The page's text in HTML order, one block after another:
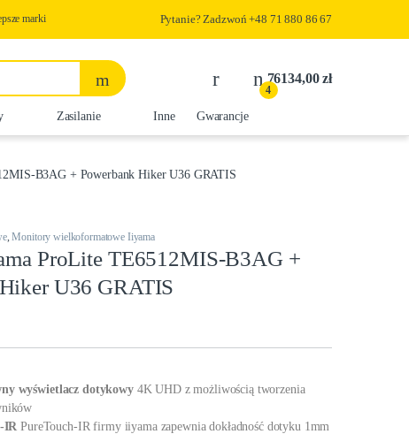
marki Pytanie? Zadzwoń +48 71 880 86 67
4
76134,00zł
Zasilanie Inne Gwarancje
B3AG + Powerbank Hiker U36 GRATIS
,Monitory wielkoformatowe Iiyama
ProLite TE6512MIS-B3AG +
U36 GRATIS
wyświetlacz dotykowy4K UHD z możliwością tworzenia
IRPureTouch-IR firmy iiyama zapewnia dokładność dotyku 1mm